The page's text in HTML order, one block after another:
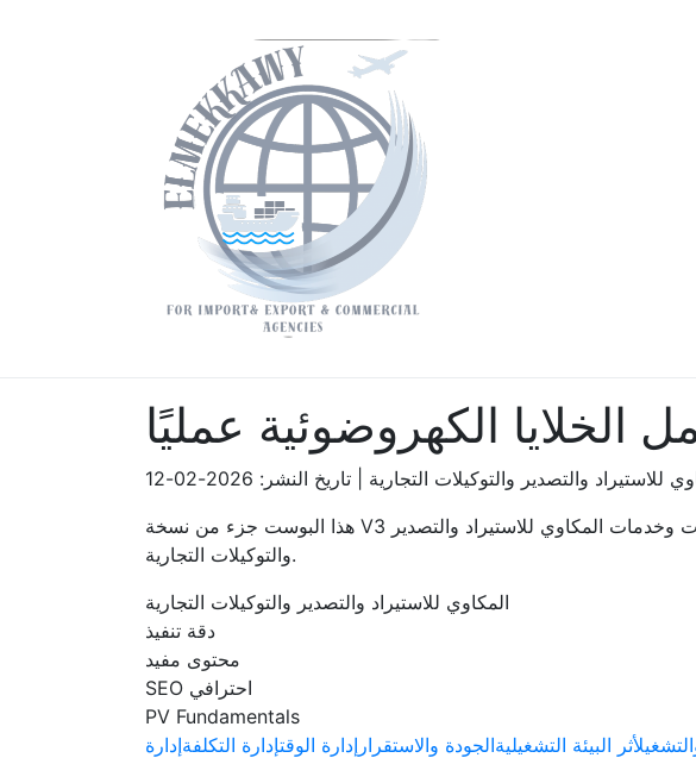
الخلايا الكهروضوئية عمليًا
للاستيراد والتصدير والتوكيلات التجارية | تاريخ النشر: 2026-02-12
هذا البوست جزء من نسخة V3 الاحترافية: كتابة عربية دقيقة، تنظيم واضح، ومحتوى عملي يربط المعرفة بالتنفيذ في منتجات وخدمات المكاوي للاستيراد والتصدير
والتوكيلات التجارية.
المكاوي للاستيراد والتصدير والتوكيلات التجارية
دقة تنفيذ
محتوى مفيد
SEO احترافي
PV Fundamentals
أثر البيئة التشغيليةالجودة والاستقرار إدارة الوقتإدارة التكلفةإدارة